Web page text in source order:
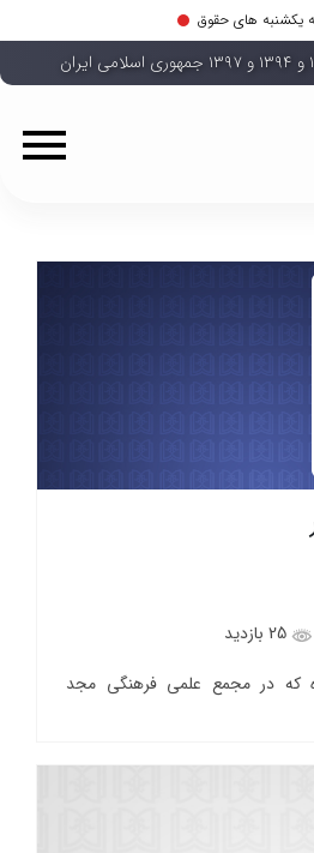
یکشنبه های حقوق
که در مجمع علمی فرهنگی مجد